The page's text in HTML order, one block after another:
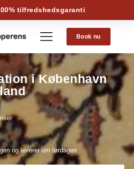
tilfredshedsgaranti
Book nu
i København
og leverer om lørdagen